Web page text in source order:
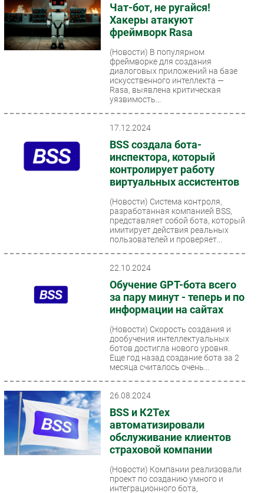
Чат-бот, не ругайся!
Хакеры атакуют
фреймворк Rasa
(Новости) В популярном
фреймворке для создания
диалоговых приложений на базе
искусственного интеллекта —
Rasa, выявлена критическая
уязвимость...
17.12.2024
BSS создала бота-
инспектора, который
контролирует работу
виртуальных ассистентов
(Новости) Система контроля,
разработанная компанией BSS,
представляет собой бота, который
имитирует действия реальных
пользователей и проверяет...
22.10.2024
Обучение GPT-бота всего
за пару минут - теперь и по
информации на сайтах
(Новости) Скорость создания и
дообучения интеллектуальных
ботов достигла нового уровня.
Еще год назад создание бота за 2
месяца считалось очень...
26.08.2024
BSS и К2Тех
автоматизировали
обслуживание клиентов
страховой компании
(Новости) Компании реализовали
проект по созданию умного и
интеграционного бота,